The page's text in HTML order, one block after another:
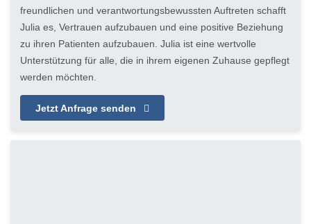
freundlichen und verantwortungsbewussten Auftreten schafft
Julia es, Vertrauen aufzubauen und eine positive Beziehung
zu ihren Patienten aufzubauen. Julia ist eine wertvolle
Unterstützung für alle, die in ihrem eigenen Zuhause gepflegt
werden möchten.
Jetzt Anfrage senden